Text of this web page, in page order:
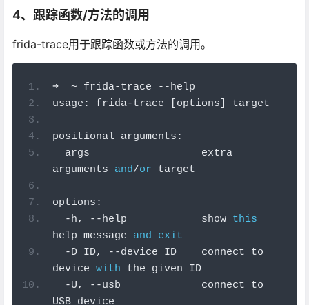
4、跟踪函数/方法的调用
frida-trace用于跟踪函数或方法的调用。
➜ ~ frida-trace --help
usage : frida-trace options target
positional arguments :
arguments and/or target
options :
-h, --help            show this
help message and
exit
-D ID, --device ID    connect to
device with the given ID
-U, --usb             connect to
USB device